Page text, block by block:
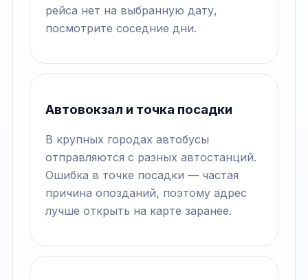
рейса нет на выбранную дату,
посмотрите соседние дни.
Автовокзал и точка посадки
В крупных городах автобусы
отправляются с разных автостанций.
Ошибка в точке посадки — частая
причина опозданий, поэтому адрес
лучше открыть на карте заранее.